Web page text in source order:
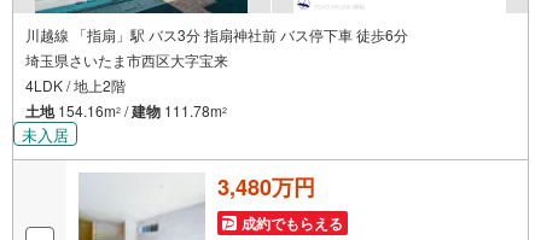
川越線 「指扇」駅 バス3分 指扇神社前 バス停下車 徒歩6分
埼玉県さいたま市西区大字宝来
4LDK / 地上2階
土地154.16m2 /建物 111.78m2
未入居
3,480万円
成約でもらえる